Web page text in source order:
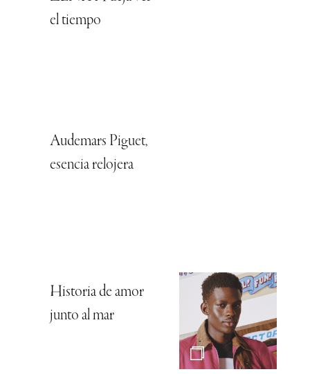
el tiempo
Audemars Piguet,
esencia relojera
Historia de amor
junto al mar